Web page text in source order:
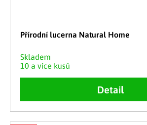
Přírodní lucerna Natural Home
Skladem
10 a více kusů
Detail